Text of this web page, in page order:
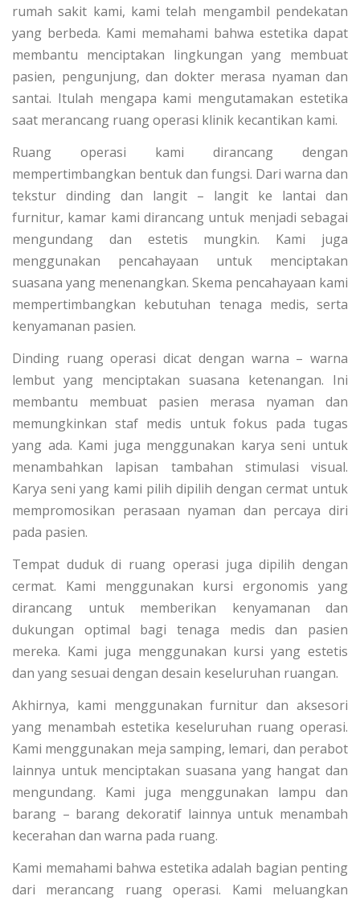
rumah sakit kami, kami telah mengambil pendekatan
yang berbeda. Kami memahami bahwa estetika dapat
membantu menciptakan lingkungan yang membuat
pasien, pengunjung, dan dokter merasa nyaman dan
santai. Itulah mengapa kami mengutamakan estetika
saat merancang ruang operasi klinik kecantikan kami.
Ruang operasi kami dirancang dengan
mempertimbangkan bentuk dan fungsi. Dari warna dan
tekstur dinding dan langit – langit ke lantai dan
furnitur, kamar kami dirancang untuk menjadi sebagai
mengundang dan estetis mungkin. Kami juga
menggunakan pencahayaan untuk menciptakan
suasana yang menenangkan. Skema pencahayaan kami
mempertimbangkan kebutuhan tenaga medis, serta
kenyamanan pasien.
Dinding ruang operasi dicat dengan warna – warna
lembut yang menciptakan suasana ketenangan. Ini
membantu membuat pasien merasa nyaman dan
memungkinkan staf medis untuk fokus pada tugas
yang ada. Kami juga menggunakan karya seni untuk
menambahkan lapisan tambahan stimulasi visual.
Karya seni yang kami pilih dipilih dengan cermat untuk
mempromosikan perasaan nyaman dan percaya diri
pada pasien.
Tempat duduk di ruang operasi juga dipilih dengan
cermat. Kami menggunakan kursi ergonomis yang
dirancang untuk memberikan kenyamanan dan
dukungan optimal bagi tenaga medis dan pasien
mereka. Kami juga menggunakan kursi yang estetis
dan yang sesuai dengan desain keseluruhan ruangan.
Akhirnya, kami menggunakan furnitur dan aksesori
yang menambah estetika keseluruhan ruang operasi.
Kami menggunakan meja samping, lemari, dan perabot
lainnya untuk menciptakan suasana yang hangat dan
mengundang. Kami juga menggunakan lampu dan
barang – barang dekoratif lainnya untuk menambah
kecerahan dan warna pada ruang.
Kami memahami bahwa estetika adalah bagian penting
dari merancang ruang operasi. Kami meluangkan